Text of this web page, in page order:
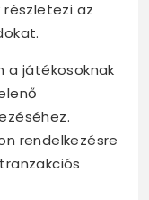
részletezi az
a játékosoknak
rendelkezésre